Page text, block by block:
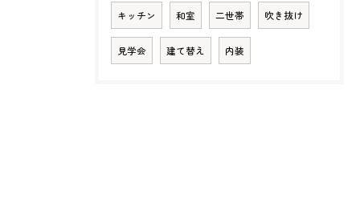
キッチン 和室 二世帯 吹き抜け
見学会 建て替え 内装